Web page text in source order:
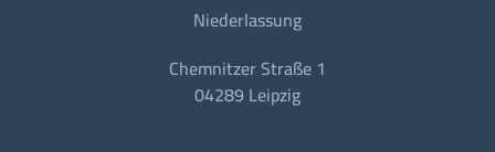
Niederlassung
Chemnitzer Straße 1
04289 Leipzig